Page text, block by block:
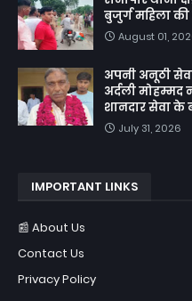
बुजुर्ग महिला
August 01,
अपनी अनूठी
अर्दली
शानदार सेवा के
July 31, 2026
IMPORTANT LINKS
📰 About Us
Contact Us
Privacy Policy